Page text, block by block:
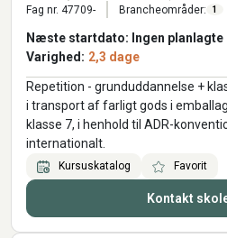
Fag nr. 47709- Brancheområder: 1
Næste startdato: Ingen planlagte
Varighed: 2,3 dage
Repetition - grunduddannelse +
i transport af farligt gods i
klasse 7, i henhold til ADR-
internationalt.
Kursuskatalog Favorit
Kontakt